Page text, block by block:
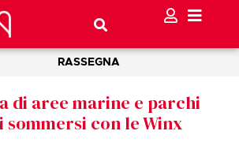
RASSEGNA
di aree marine e parchi
con le Winx